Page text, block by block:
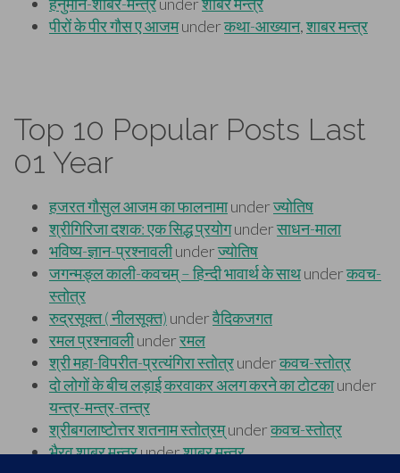
Top 10 Popular Posts Last
01 Year